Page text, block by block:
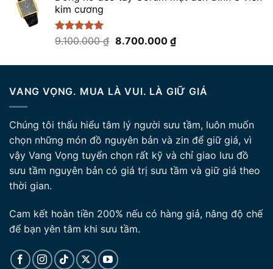
kim cương
Được xếp
9.100.000₫ Giá
là:
8.700.000 ₫Giá
tại
8.700.000 ₫.
VANG VỌNG. MUA LÀ VUI. LÀ GIỮ GIÁ
Chúng tôi thấu hiểu tâm lý người sưu tầm, luôn muốn
chọn những món đồ nguyên bản và zin để giữ giá, vì
vậy Vang Vọng tuyển chọn rất kỹ và chỉ giao lưu đồ
sưu tầm nguyên bản có giá trị sưu tầm và giữ giá theo
thời gian.
Cam kết hoàn tiền 200% nếu có hàng giả, nâng độ chế
để bạn yên tâm khi sưu tầm.